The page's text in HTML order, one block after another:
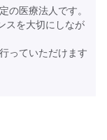
の医療法人です。
スを大切にしなが
っていただけます